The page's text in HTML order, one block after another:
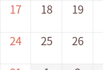
17 18 19
24 25 26